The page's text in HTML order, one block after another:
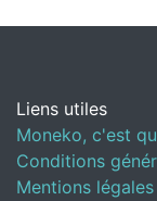
Liens utiles
Moneko, c'est
Conditions
Mentions légales